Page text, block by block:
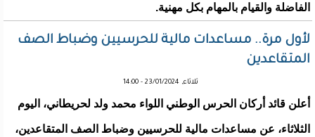
الفاضلة والقيام بالمهام بكل مهنية.
لأول مرة.. مساعدات مالية للحرسيين وضباط الصف
المتقاعدين
ثلاثاء, 23/01/2024 - 14:00
أعلن قائد أركان الحرس الوطني اللواء محمد ولد لحريطاني، اليوم
الثلاثاء، عن مساعدات مالية للحرسيين وضباط الصف المتقاعدين،